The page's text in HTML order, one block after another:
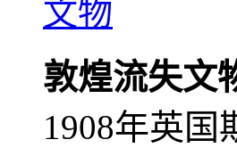
敦煌流失文
1908年英